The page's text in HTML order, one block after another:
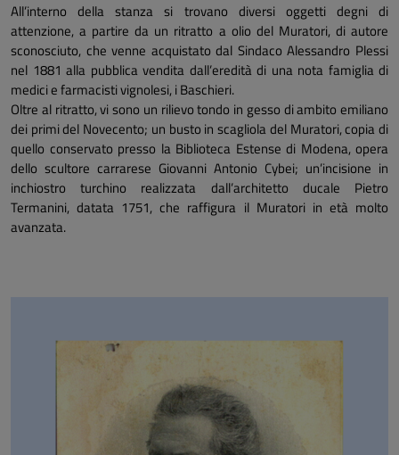
All’interno della stanza si trovano diversi oggetti degni di
attenzione, a partire da un ritratto a olio del Muratori, di autore
sconosciuto, che venne acquistato dal Sindaco Alessandro Plessi
nel 1881 alla pubblica vendita dall’eredità di una nota famiglia di
medici e farmacisti vignolesi, i Baschieri.
Oltre al ritratto, vi sono un rilievo tondo in gesso di ambito emiliano
dei primi del Novecento; un busto in scagliola del Muratori, copia di
quello conservato presso la Biblioteca Estense di Modena, opera
dello scultore carrarese Giovanni Antonio Cybei; un’incisione in
inchiostro turchino realizzata dall’architetto ducale Pietro
Termanini, datata 1751, che raffigura il Muratori in età molto
avanzata.